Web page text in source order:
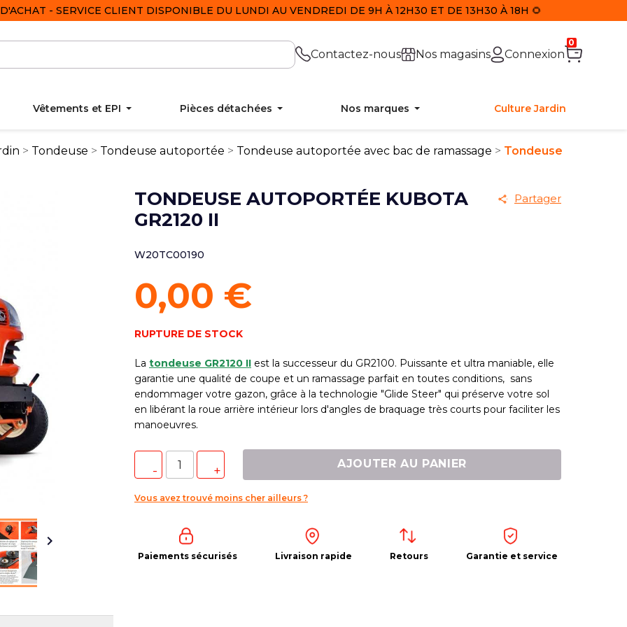
- SERVICE CLIENT DISPONIBLE DU LUNDI AU VENDREDI DE 9H À 12H30 ET DE 13H30 À 18H 🌻
Contactez-nous Nos magasins Connexion
0
Vêtements et EPI Pièces détachées Nos marques Culture Jardin
Tondeuse Tondeuse autoportée Tondeuse autoportée avec bac de ramassage Tondeuse

TONDEUSE AUTOPORTÉE KUBOTA
GR2120 II
Partager
W20TC00190
0,00 €
RUPTURE DE STOCK
La tondeuse GR2120 II est la successeur du GR2100. Puissante et ultra maniable, elle
garantie une qualité de coupe et un ramassage parfait en toutes conditions, sans
endommager votre gazon, grâce à la technologie "Glide Steer" qui préserve votre sol
en libérant la roue arrière intérieur lors d'angles de braquage très courts pour faciliter les
manoeuvres.
AJOUTER AU PANIER
Vous avez trouvé moins cher ailleurs ?
Paiements sécurisés Livraison rapide Retours Garantie et service